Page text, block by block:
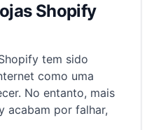
Shopify
tem sido
como uma
No entanto, mais
acabam por falhar,